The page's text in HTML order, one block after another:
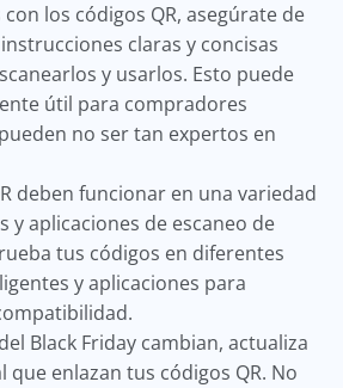
los códigos QR, asegúrate de
claras y concisas
y usarlos. Esto puede
útil para compradores
no ser tan expertos en
deben funcionar en una variedad
y aplicaciones de escaneo de
tus códigos en diferentes
y aplicaciones para
Black Friday cambian, actualiza
que enlazan tus códigos QR. No